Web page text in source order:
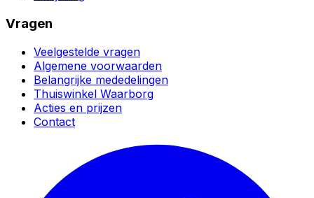
Vragen
Veelgestelde vragen
Algemene voorwaarden
Belangrijke mededelingen
Thuiswinkel Waarborg
Acties en prijzen
Contact